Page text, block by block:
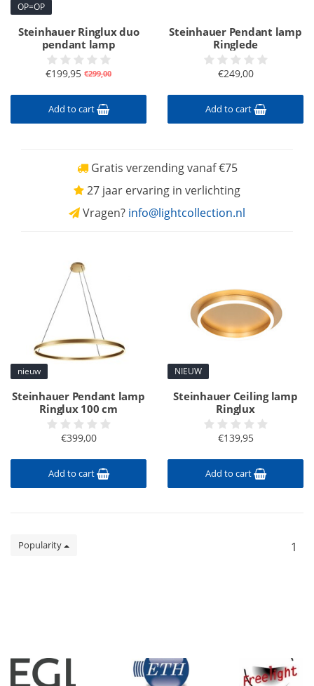
OP=OP
Steinhauer Ringlux duo
pendant lamp
€199,95 €299,00
Add to cart
Steinhauer Pendant lamp
Ringlede
€249,00
Add to cart
Gratis verzending vanaf €75
27 jaar ervaring in verlichting
Vragen? info@lightcollection.nl
nieuw
Steinhauer Pendant lamp
Ringlux 100 cm
€399,00
Add to cart
NIEUW
Steinhauer Ceiling lamp
Ringlux
€139,95
Add to cart
Popularity 1